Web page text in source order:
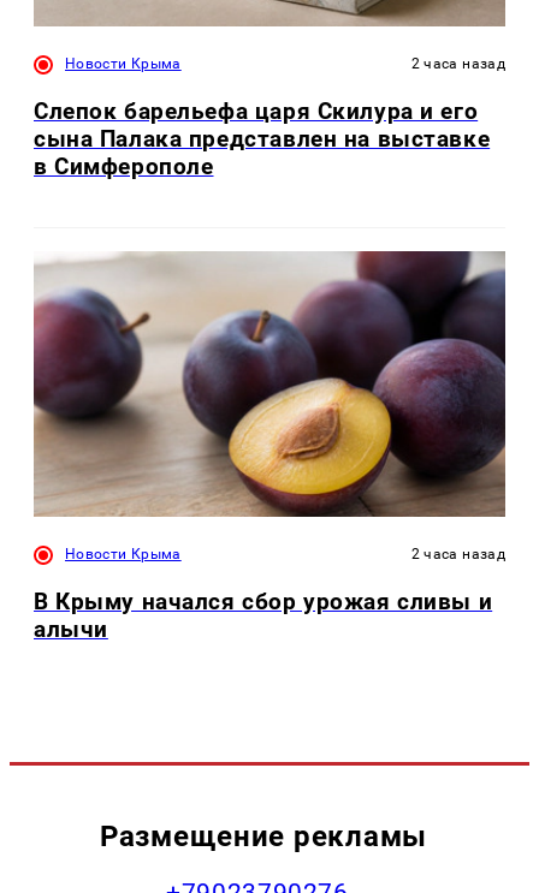
Новости Крыма 2 часа назад
Слепок барельефа царя Скилура и его
сына Палака представлен на выставке
в Симферополе
Новости Крыма 2 часа назад
В Крыму начался сбор урожая сливы и
алычи
Размещение рекламы